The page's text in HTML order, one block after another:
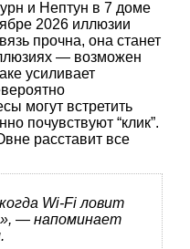
и Нептун в 7 доме
2026 иллюзии
прочна, она станет
— возможен
усиливает
могут встретить
почувствуют “клик”.
расставит все
Wi-Fi ловит
— напоминает